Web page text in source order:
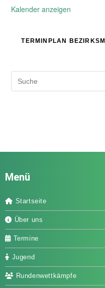
Kalender anzeigen
TERMINPLAN
Menü
Startseite
Über uns
Termine
Jugend
Rundenwettkämpfe